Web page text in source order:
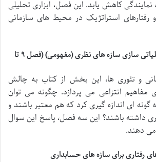
کاهش یابد. این فصل، ابزاری تحلیلی
رفتارهای استراتژیک در محیط های سازمانی
خلاصه بخش سوم: عملیاتی سازی سازه های نظری (مفهومی) (فصل ۹ تا
و تئوری ها، این بخش از کتاب به چالش
مفاهیم انتزاعی می پردازد. چگونه می توان
گونه ای اندازه گیری کرد که هم معتبر باشند و
داشته باشند؟ این سه فصل، پاسخ این سوال
می دهند.